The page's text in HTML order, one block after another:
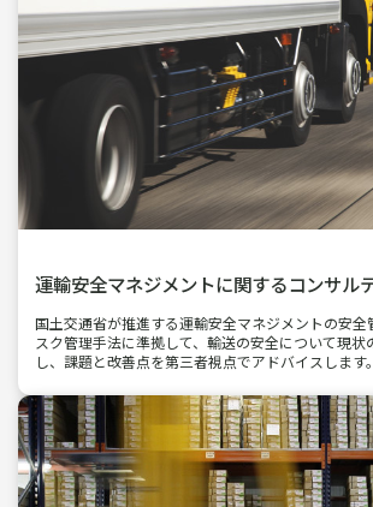
サステナビリティ経
営支援
人
解決
安全文化醸成／
労働安全衛生
医
障害
児童
製品安全・
食品安全
コン
内部
海外
運輸安全マネジメントに関するコンサル
国土交通省が推進する運輸安全マネジメントの安全
スク管理手法に準拠して、輸送の安全について現状
し、課題と改善点を第三者視点でアドバイスします。